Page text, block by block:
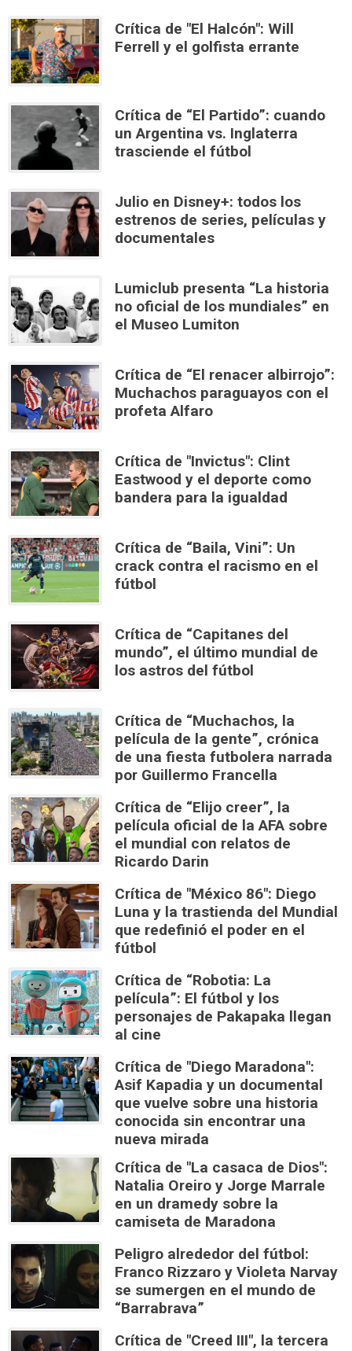
Crítica de "El Halcón": Will
Ferrell y el golfista errante
Crítica de “El Partido”: cuando
un Argentina vs. Inglaterra
trasciende el fútbol
Julio en Disney+: todos los
estrenos de series, películas y
documentales
Lumiclub presenta “La historia
no oficial de los mundiales” en
el Museo Lumiton
Crítica de “El renacer albirrojo”:
Muchachos paraguayos con el
profeta Alfaro
Crítica de "Invictus": Clint
Eastwood y el deporte como
bandera para la igualdad
Crítica de “Baila, Vini”: Un
crack contra el racismo en el
fútbol
Crítica de “Capitanes del
mundo”, el último mundial de
los astros del fútbol
Crítica de “Muchachos, la
película de la gente”, crónica
de una fiesta futbolera narrada
por Guillermo Francella
Crítica de “Elijo creer”, la
película oficial de la AFA sobre
el mundial con relatos de
Ricardo Darin
Crítica de "México 86": Diego
Luna y la trastienda del Mundial
que redefinió el poder en el
fútbol
Crítica de “Robotia: La
película”: El fútbol y los
personajes de Pakapaka llegan
al cine
Crítica de "Diego Maradona":
Asif Kapadia y un documental
que vuelve sobre una historia
conocida sin encontrar una
nueva mirada
Crítica de "La casaca de Dios":
Natalia Oreiro y Jorge Marrale
en un dramedy sobre la
camiseta de Maradona
Peligro alrededor del fútbol:
Franco Rizzaro y Violeta Narvay
se sumergen en el mundo de
“Barrabrava”
Crítica de "Creed III", la tercera